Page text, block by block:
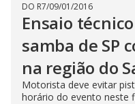
DO R7/09/01/2016
Ensaio
samba de SP
na região do
Motorista deve evitar
horário do evento neste